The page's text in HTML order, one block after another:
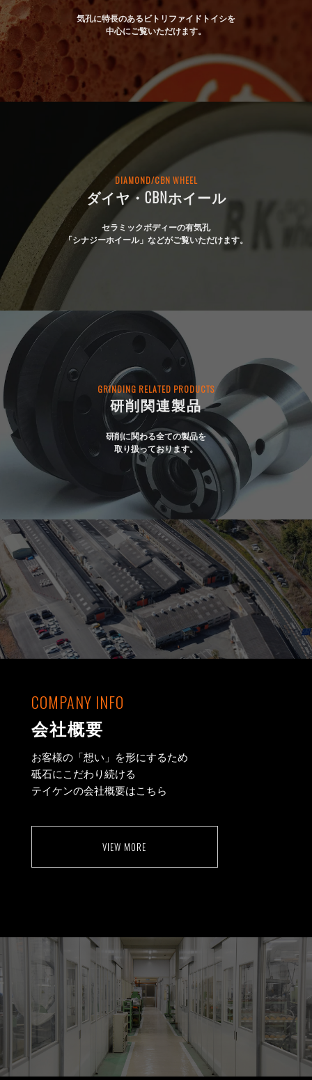
気孔に特長のあるビトリファイドトイシを
中心にご覧いただけます。
DIAMOND/CBN WHEEL
ダイヤ・CBNホイール
セラミックボディーの有気孔
「シナジーホイール」などがご覧いただけます。
GRINDING RELATED PRODUCTS
研削関連製品
研削に関わる全ての製品を
取り扱っております。
COMPANY INFO
会社概要
お客様の「想い」を形にするため
砥石にこだわり続ける
テイケンの会社概要はこちら
VIEW MORE